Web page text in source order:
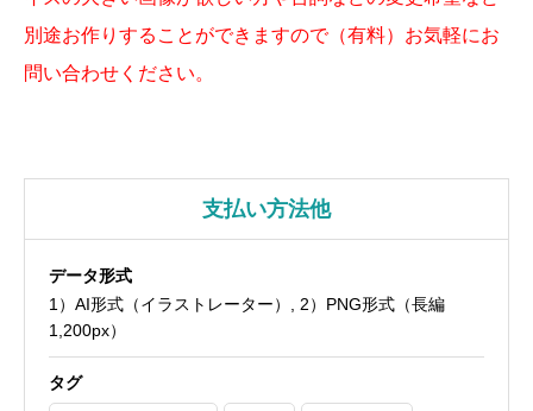
別途お作りすることができますので（有料）お気軽にお
問い合わせください。
支払い方法他
データ形式
1）AI形式（イラストレーター）, 2）PNG形式（長編
1,200px）
タグ